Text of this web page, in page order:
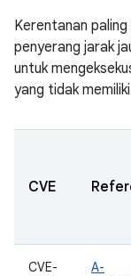
Kerentanan
penyerang jarak
untuk
yang tidak
CVE
CVE-
A-